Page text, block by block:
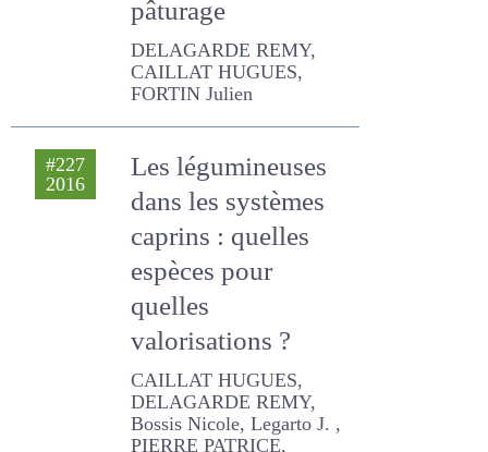
DELAGARDE REMY,
CAILLAT HUGUES, FORTIN
Julien
#227
2016
Les légumineuses
dans les systèmes
caprins : quelles
espèces pour
quelles
valorisations ?
CAILLAT HUGUES,
DELAGARDE REMY, Bossis
Nicole, Legarto J. , PIERRE
PATRICE, Lefrileux Y. , JOST
JEREMIE